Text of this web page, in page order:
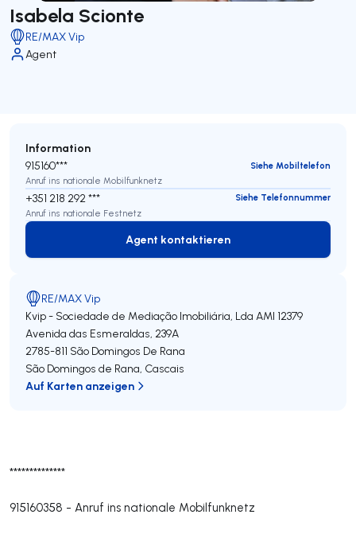
Isabela Scionte
RE/MAX Vip
Agent
**************
915160358 - Anruf ins nationale Mobilfunknetz
Information
915160***
Siehe Mobiltelefon
Anruf ins nationale Mobilfunknetz
+351 218 292 ***
Siehe Telefonnummer
Anruf ins nationale Festnetz
Agent kontaktieren
Agent kontaktieren
RE/MAX Vip
Kvip - Sociedade de Mediação Imobiliária, Lda AMI 12379
Avenida das Esmeraldas, 239A
2785-811 São Domingos De Rana
São Domingos de Rana, Cascais
Auf Karten anzeigen